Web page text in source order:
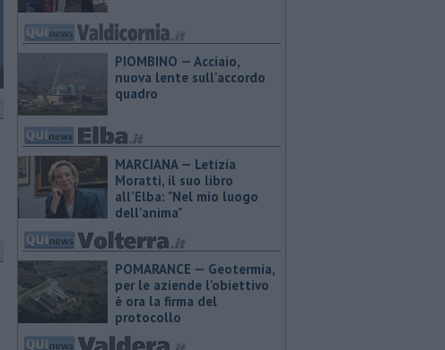
PIOMBINO — Acciaio,
nuova lente sull'accordo
quadro
MARCIANA — ​Letizia
Moratti, il suo libro
all’Elba: "Nel mio luogo
dell’anima"
POMARANCE — Geotermia,
per le aziende l'obiettivo
è ora la firma del
protocollo